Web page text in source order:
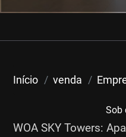
Início venda
Sob
WOA SKY Towers: